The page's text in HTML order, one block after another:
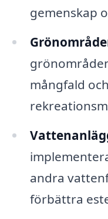
gemenskap
mångfald
andra
förbättra